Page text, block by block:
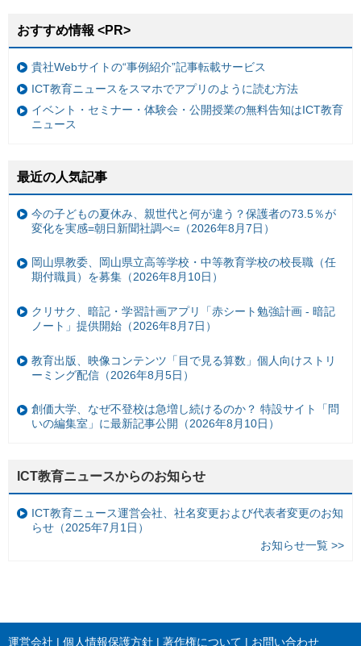
おすすめ情報 <PR>
貴社Webサイトの“事例紹介”記事転載サービス
ICT教育ニュースをスマホでアプリのように読む方法
イベント・セミナー・体験会・公開授業の無料告知はICT教育
ニュース
最近の人気記事
今の子どもの夏休み、親世代と何が違う？保護者の73.5％が
変化を実感=朝日新聞社調べ=（2026年8月7日）
岡山県教委、岡山県立高等学校・中等教育学校の校長職（任
期付職員）を募集（2026年8月10日）
クリサク、暗記・学習計画アプリ「赤シート勉強計画 - 暗記
ノート」提供開始（2026年8月7日）
教育出版、映像コンテンツ「目で見る算数」個人向けストリ
ーミング配信（2026年8月5日）
創価大学、なぜ不登校は急増し続けるのか？ 特設サイト「問
いの編集室」に最新記事公開（2026年8月10日）
ICT教育ニュースからのお知らせ
ICT教育ニュース運営会社、社名変更および代表者変更のお知
らせ（2025年7月1日）
お知らせ一覧 >>
運営会社 個人情報保護方針 著作権について お問い合わせ